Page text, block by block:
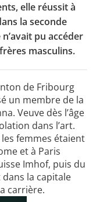
elle réussit à
la seconde
pu accéder
masculins.
de Fribourg
un membre de la
Veuve dès l’âge
dans l’art.
femmes étaient
et à Paris
Imhof, puis du
dans la capitale
carrière.